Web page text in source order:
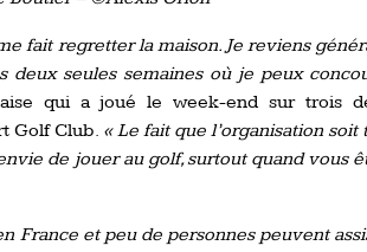
fait regretter la maison. Je reviens
deux seules semaines où je peux
qui a joué le week-end sur trois
Golf Club. « Le fait que l’organisation soit
de jouer au golf, surtout quand vous
France et peu de personnes peuvent